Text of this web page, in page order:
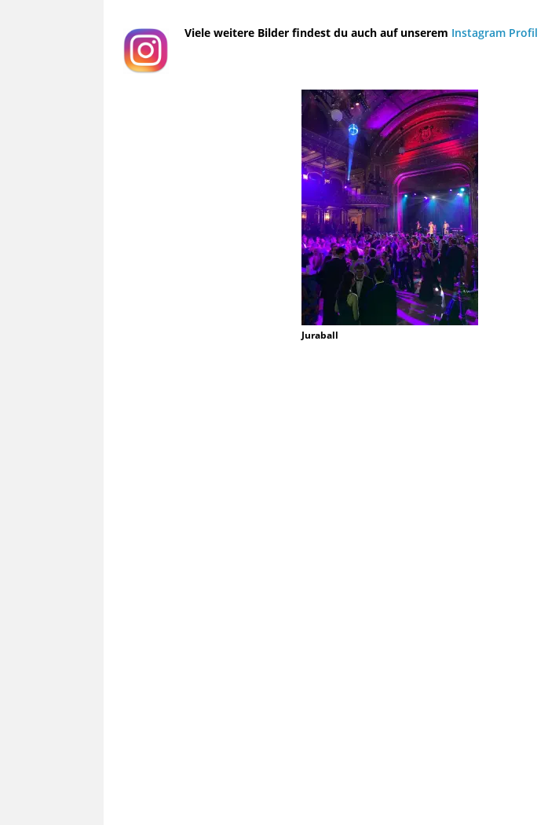
Viele weitere Bilder findest du auch auf unserem Instagram Profil
Juraball